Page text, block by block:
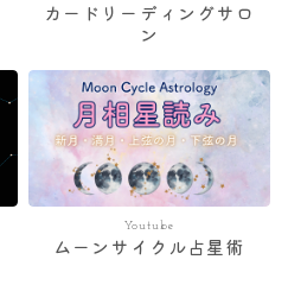
カードリーディングサロ
ン
Youtube
ムーンサイクル占星術